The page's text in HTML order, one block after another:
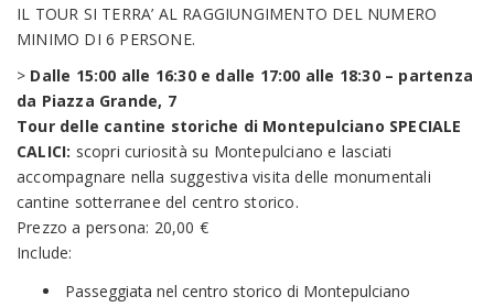
IL TOUR SI TERRA’ AL RAGGIUNGIMENTO DEL NUMERO
MINIMO DI 6 PERSONE.
> Dalle 15:00 alle 16:30 e dalle 17:00 alle 18:30 – partenza
da Piazza Grande, 7
Tour delle cantine storiche di Montepulciano SPECIALE
CALICI: scopri curiosità su Montepulciano e lasciati
accompagnare nella suggestiva visita delle monumentali
cantine sotterranee del centro storico.
Prezzo a persona: 20,00 €
Include:
Passeggiata nel centro storico di Montepulciano